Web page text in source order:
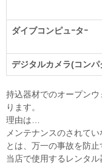
ダイブコンピュｰタｰ
デジタルカメラ(コンパ
持込器材でのオープン
ります。
理由は…
メンテナンスのされて
とは、万一の事故を防止
当店で使用するレンタ